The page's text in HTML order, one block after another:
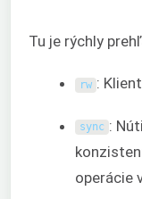
Tu je rýchly
rw :
sync :
operácie